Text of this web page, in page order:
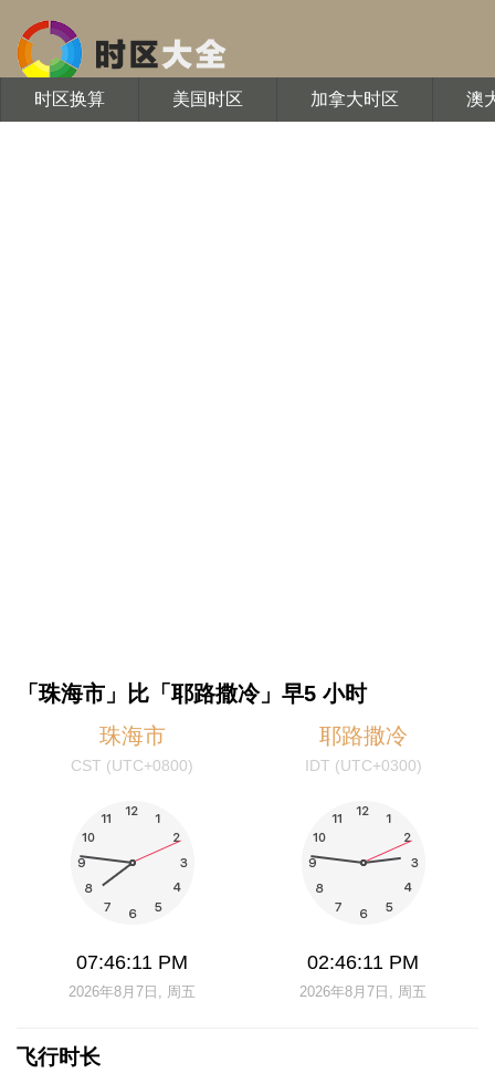
时区换算 美国时区 加拿大时区 澳
「珠海市」比「耶路撒冷」早5 小时
珠海市
CST (UTC+0800)
07:46:11 PM
2026年8月7日, 周五
耶路撒冷
IDT (UTC+0300)
02:46:11 PM
2026年8月7日, 周五
飞行时长